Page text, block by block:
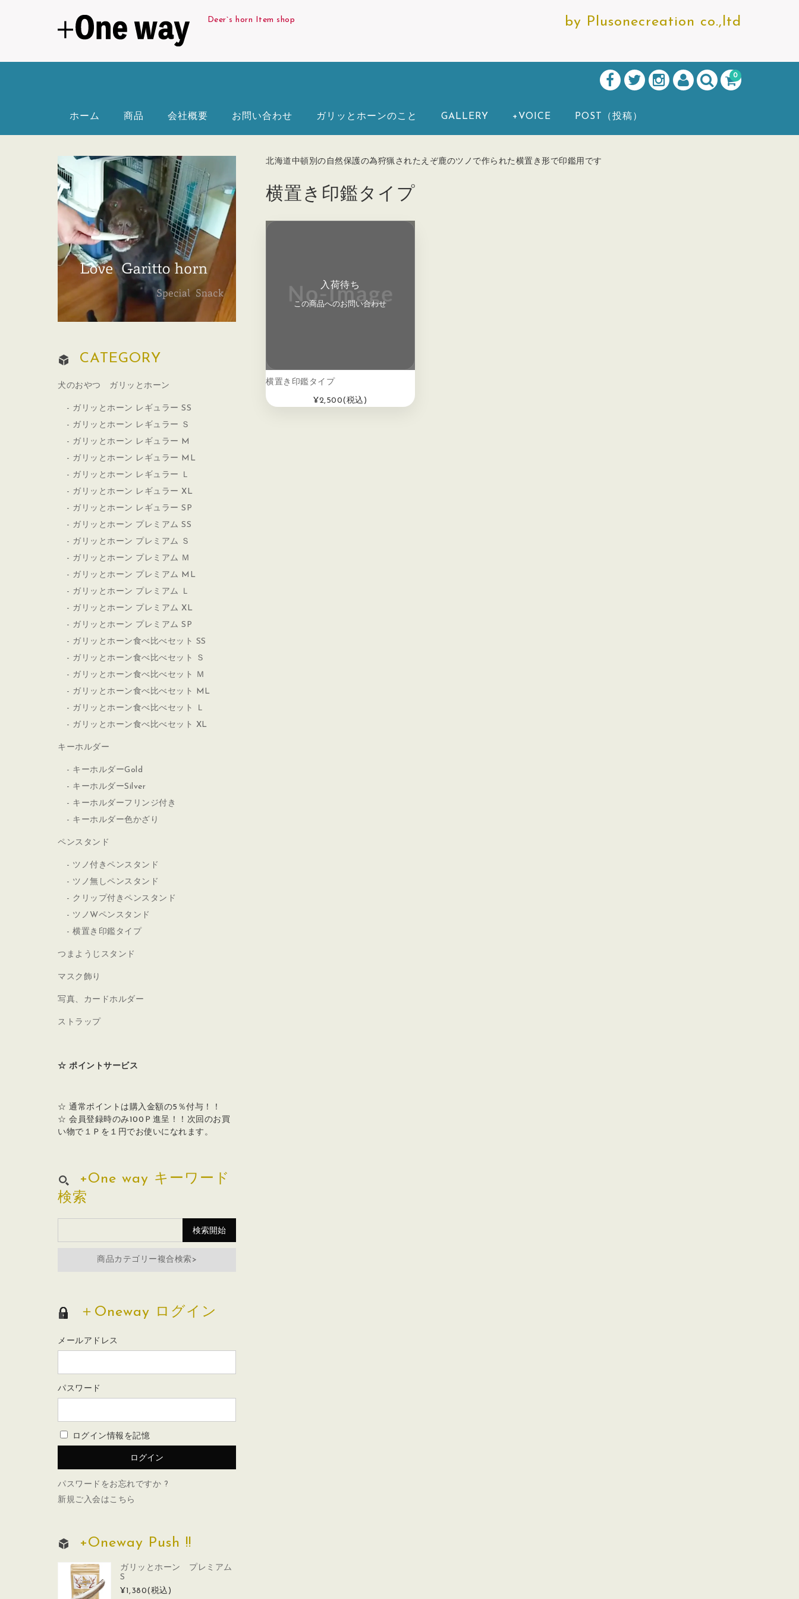
Deer`s horn Item shop by Plusonecreation co.,ltd
0
ホーム 商品 会社概要 お問い合わせ ガリッとホーンのこと GALLERY +VOICE POST（投稿）
北海道中頓別の自然保護の為狩猟されたえぞ鹿のツノで作られた横置き形で印鑑用です
横置き印鑑タイプ
入荷待ち
この商品へのお問い合わせ
横置き印鑑タイプ
¥2,500(税込)
CATEGORY
犬のおやつ ガリッとホーン
ガリッとホーン レギュラー SS
ガリッとホーン レギュラー Ｓ
ガリッとホーン レギュラー M
ガリッとホーン レギュラー ML
ガリッとホーン レギュラー Ｌ
ガリッとホーン レギュラー XL
ガリッとホーン レギュラー SP
ガリッとホーン プレミアム SS
ガリッとホーン プレミアム Ｓ
ガリッとホーン プレミアム Ｍ
ガリッとホーン プレミアム ML
ガリッとホーン プレミアム Ｌ
ガリッとホーン プレミアム XL
ガリッとホーン プレミアム SP
ガリッとホーン食べ比べセット SS
ガリッとホーン食べ比べセット Ｓ
ガリッとホーン食べ比べセット Ｍ
ガリッとホーン食べ比べセット ML
ガリッとホーン食べ比べセット Ｌ
ガリッとホーン食べ比べセット XL
キーホルダー
キーホルダーGold
キーホルダーSilver
キーホルダーフリンジ付き
キーホルダー色かざり
ペンスタンド
ツノ付きペンスタンド
ツノ無しペンスタンド
クリップ付きペンスタンド
ツノWペンスタンド
横置き印鑑タイプ
つまようじスタンド
マスク飾り
写真、カードホルダー
ストラップ
☆ ポイントサービス
☆ 通常ポイントは購入金額の5％付与！！
☆ 会員登録時のみ100Ｐ進呈！！次回のお買
い物で１Ｐを１円でお使いになれます。
+One way キーワード
検索
商品カテゴリー複合検索>
＋Oneway ログイン
メールアドレス
パスワード
ログイン情報を記憶
パスワードをお忘れですか ?
新規ご入会はこちら
+Oneway Push !!
ガリッとホーン プレミアム
S
¥1,380(税込)